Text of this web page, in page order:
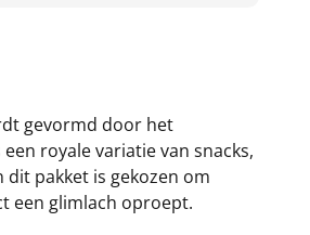
gevormd door het
royale variatie van snacks,
pakket is gekozen om
een glimlach oproept.